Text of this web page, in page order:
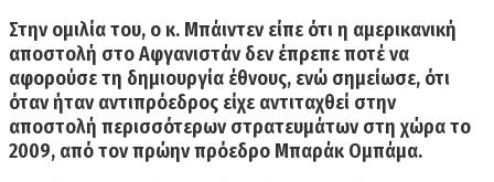
Στην ομιλία του, ο κ. Μπάιντεν είπε ότι η αμερικανική
αποστολή στο Αφγανιστάν δεν έπρεπε ποτέ να
αφορούσε τη δημιουργία έθνους, ενώ σημείωσε, ότι
όταν ήταν αντιπρόεδρος είχε αντιταχθεί στην
αποστολή περισσότερων στρατευμάτων στη χώρα το
2009, από τον πρώην πρόεδρο Μπαράκ Ομπάμα.